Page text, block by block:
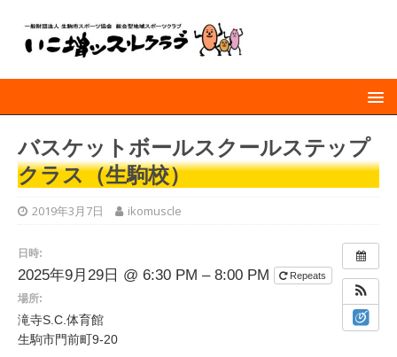
バスケットボールスクールステップ
クラス（生駒校）
2019年3月7日 ikomuscle
日時:
2025年9月29日 @ 6:30 PM – 8:00 PM Repeats
場所:
滝寺S.C.体育館
生駒市門前町9-20